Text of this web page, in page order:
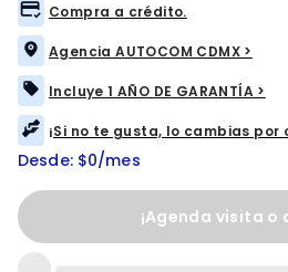
Compra a crédito.
Agencia AUTOCOM CDMX >
Incluye 1 AÑO DE GARANTÍA >
¡Si no te gusta, lo cambias por
Desde: $0/mes
¡Agenda visita